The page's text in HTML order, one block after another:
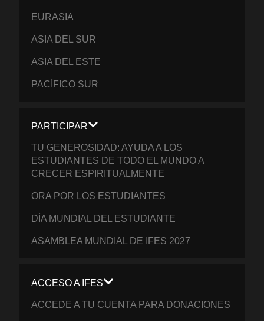
EURASIA
ASIA DEL SUR
ASIA DEL ESTE
PACÍFICO SUR
PARTICIPAR
TU GENEROSIDAD: AYUDA A LOS
ESTUDIANTES DE TODO EL MUNDO A
CRECER ESPIRITUALMENTE
ORA POR LOS ESTUDIANTES
DÍA MUNDIAL DEL ESTUDIANTE
ASAMBLEA MUNDIAL DE IFES 2027
ACCESO A IFES
ACCEDE A TU CUENTA PARA DONACIONES